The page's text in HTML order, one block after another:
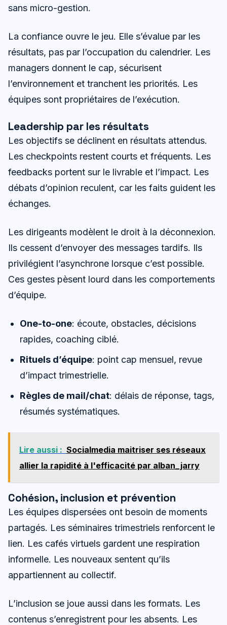
sans micro-gestion.
La confiance ouvre le jeu. Elle s’évalue par les
résultats, pas par l’occupation du calendrier. Les
managers donnent le cap, sécurisent
l’environnement et tranchent les priorités. Les
équipes sont propriétaires de l’exécution.
Leadership par les résultats
Les objectifs se déclinent en résultats attendus.
Les checkpoints restent courts et fréquents. Les
feedbacks portent sur le livrable et l’impact. Les
débats d’opinion reculent, car les faits guident les
échanges.
Les dirigeants modèlent le droit à la déconnexion.
Ils cessent d’envoyer des messages tardifs. Ils
privilégient l’asynchrone lorsque c’est possible.
Ces gestes pèsent lourd dans les comportements
d’équipe.
One-to-one: écoute, obstacles, décisions
rapides, coaching ciblé.
Rituels d’équipe: point cap mensuel, revue
d’impact trimestrielle.
Règles de mail/chat: délais de réponse, tags,
résumés systématiques.
Lire aussi : Socialmedia maitriser ses réseaux
allier la rapidité à l'efficacité par alban_jarry
Cohésion, inclusion et prévention
Les équipes dispersées ont besoin de moments
partagés. Les séminaires trimestriels renforcent le
lien. Les cafés virtuels gardent une respiration
informelle. Les nouveaux sentent qu’ils
appartiennent au collectif.
L’inclusion se joue aussi dans les formats. Les
contenus s’enregistrent pour les absents. Les